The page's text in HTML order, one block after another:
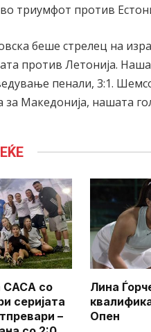
триумфот против
беше стрелец на
против Летонија.
пенали, 3:1.
за Македонија, нашата
со
серијата
–
Лина
Опен